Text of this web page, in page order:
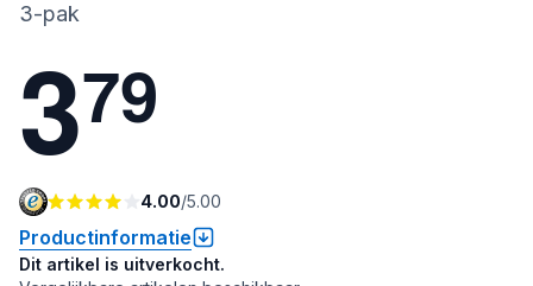
3-pak
379
4.00/5.00
Productinformatie
Dit artikel is uitverkocht.